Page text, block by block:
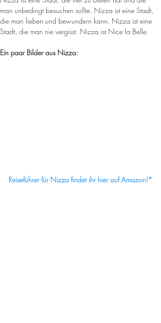
man unbedingt besuchen sollte. Nizza ist eine Stadt,
die man lieben und bewundern kann. Nizza ist eine
Stadt, die man nie vergisst. Nizza ist Nice la Belle.
Ein paar Bilder aus Nizza:
Reiseführer für Nizza findet ihr hier auf Amazon!*